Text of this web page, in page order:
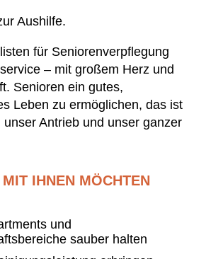
Aushilfe.
für Seniorenverpflegung
– mit großem Herz und
Senioren ein gutes,
Leben zu ermöglichen, das ist
unser Antrieb und unser ganzer
IHNEN MÖCHTEN
und
sauber halten